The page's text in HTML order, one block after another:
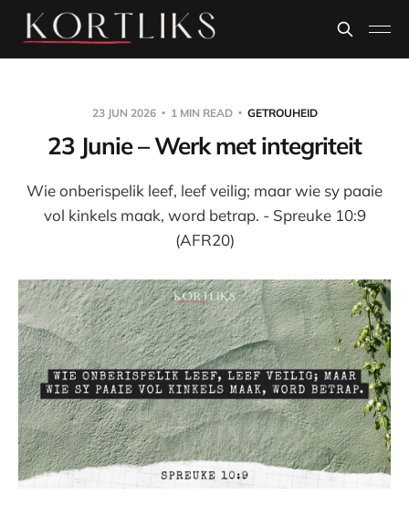
23 JUN 2026 1 MIN READ GETROUHEID
23 Junie – Werk met integriteit
Wie onberispelik leef, leef veilig; maar wie sy paaie
vol kinkels maak, word betrap. - Spreuke 10:9
(AFR20)